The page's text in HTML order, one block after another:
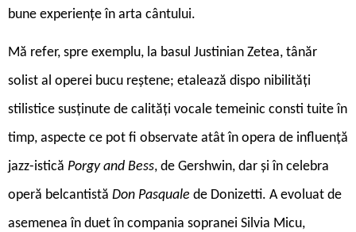
bune experiențe în arta cântului.
Mă refer, spre exemplu, la basul Justinian Zetea, tânăr
solist al operei bucu reștene; etalează dispo nibilități
stilistice susținute de calități vocale temeinic consti tuite în
timp, aspecte ce pot fi observate atât în opera de influență
jazz-istică Porgy and Bess, de Gershwin, dar și în celebra
operă belcantistă Don Pasquale de Donizetti. A evoluat de
asemenea în duet în compania sopranei Silvia Micu,